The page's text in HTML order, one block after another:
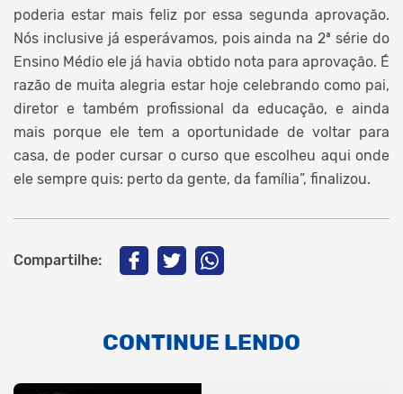
poderia estar mais feliz por essa segunda aprovação.
Nós inclusive já esperávamos, pois ainda na 2ª série do
Ensino Médio ele já havia obtido nota para aprovação. É
razão de muita alegria estar hoje celebrando como pai,
diretor e também profissional da educação, e ainda
mais porque ele tem a oportunidade de voltar para
casa, de poder cursar o curso que escolheu aqui onde
ele sempre quis: perto da gente, da família”, finalizou.
Compartilhe:
CONTINUE LENDO